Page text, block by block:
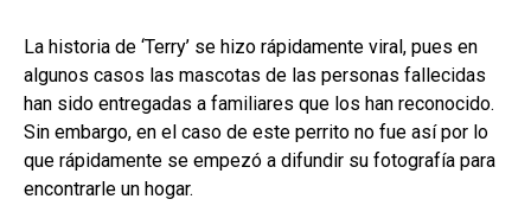
La historia de ‘Terry’ se hizo rápidamente viral, pues en
algunos casos las mascotas de las personas fallecidas
han sido entregadas a familiares que los han reconocido.
Sin embargo, en el caso de este perrito no fue así por lo
que rápidamente se empezó a difundir su fotografía para
encontrarle un hogar.